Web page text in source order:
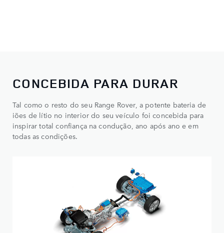
CONCEBIDA PARA DURAR
Tal como o resto do seu Range Rover, a potente bateria de
iões de lítio no interior do seu veículo foi concebida para
inspirar total confiança na condução, ano após ano e em
todas as condições.